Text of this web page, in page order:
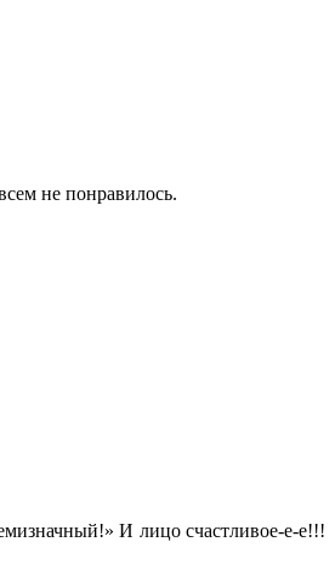
не понравилось.
И лицо счастливое-е-е!!!